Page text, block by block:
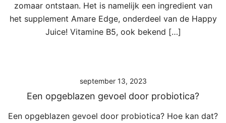
zomaar ontstaan. Het is namelijk een ingredient van
het supplement Amare Edge, onderdeel van de Happy
Juice! Vitamine B5, ook bekend […]
september 13, 2023
Een opgeblazen gevoel door probiotica?
Een opgeblazen gevoel door probiotica? Hoe kan dat?